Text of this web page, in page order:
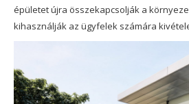
épületet újra összekapcsolják a
kihasználják az ügyfelek számára